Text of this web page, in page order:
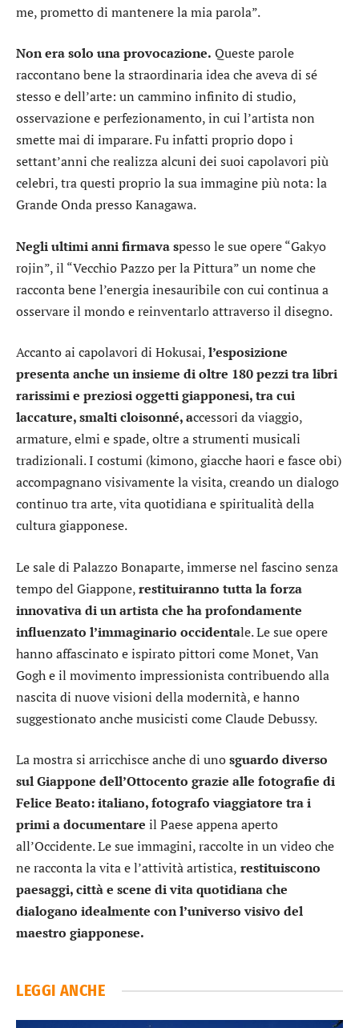
me, prometto di mantenere la mia parola”.
Non era solo una provocazione. Queste parole
raccontano bene la straordinaria idea che aveva di sé
stesso e dell’arte: un cammino infinito di studio,
osservazione e perfezionamento, in cui l’artista non
smette mai di imparare. Fu infatti proprio dopo i
settant’anni che realizza alcuni dei suoi capolavori più
celebri, tra questi proprio la sua immagine più nota: la
Grande Onda presso Kanagawa.
Negli ultimi anni firmava spesso le sue opere “Gakyo
rojin”, il “Vecchio Pazzo per la Pittura” un nome che
racconta bene l’energia inesauribile con cui continua a
osservare il mondo e reinventarlo attraverso il disegno.
Accanto ai capolavori di Hokusai,l’esposizione
presenta anche un insieme di oltre 180 pezzi tra libri
rarissimi e preziosi oggetti giapponesi, tra cui
laccature, smalti cloisonné, accessori da viaggio,
armature, elmi e spade, oltre a strumenti musicali
tradizionali. I costumi (kimono, giacche haori e fasce obi)
accompagnano visivamente la visita, creando un dialogo
continuo tra arte, vita quotidiana e spiritualità della
cultura giapponese.
Le sale di Palazzo Bonaparte, immerse nel fascino senza
tempo del Giappone,restituiranno tutta la forza
innovativa di un artista che ha profondamente
influenzato l’immaginario occidentale. Le sue opere
hanno affascinato e ispirato pittori come Monet, Van
Gogh e il movimento impressionista contribuendo alla
nascita di nuove visioni della modernità, e hanno
suggestionato anche musicisti come Claude Debussy.
La mostra si arricchisce anche di unosguardo diverso
sul Giappone dell’Ottocento grazie alle fotografie di
Felice Beato: italiano, fotografo viaggiatore tra i
primi a documentare il Paese appena aperto
all’Occidente. Le sue immagini, raccolte in un video che
ne racconta la vita e l’attività artistica, restituiscono
paesaggi, città e scene di vita quotidiana che
dialogano idealmente con l’universo visivo del
maestro giapponese.
LEGGI ANCHE